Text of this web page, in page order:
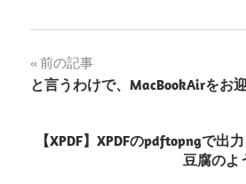
投
稿
ナ
前の記事
と言うわけで、MacBookAirをお
【XPDF】XPDFのpdftopngで出
豆腐のよ